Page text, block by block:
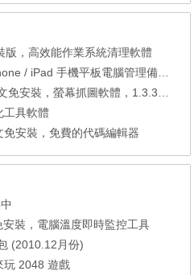
，高效能作業系統清理軟體
手機平板電腦管理備份還原軟體
，螢幕抓圖軟體，1.3.315 安裝版
工具軟體
安裝，免費的代碼編輯器
裝，電腦溫度即時監控工具
(2010.12月份)
玩 2048 遊戲